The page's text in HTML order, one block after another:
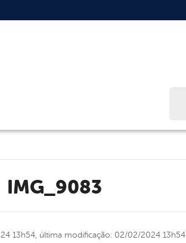
IMG_9083
13h54, última modificação: 02/02/2024 13h54